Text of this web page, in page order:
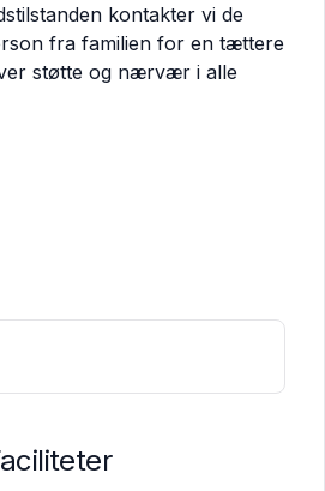
kontakter vi de
fra familien for en tættere
støtte og nærvær i alle